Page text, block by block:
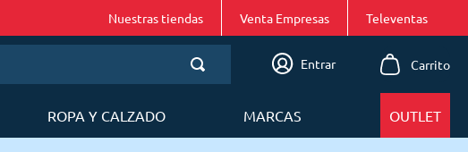
Nuestras tiendas Venta Empresas
Entrar
ROPA Y CALZADO MARCAS OUTLET